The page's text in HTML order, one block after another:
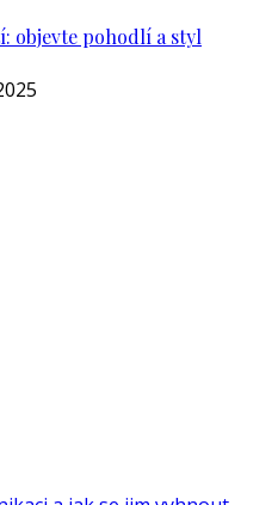
objevte pohodlí a styl